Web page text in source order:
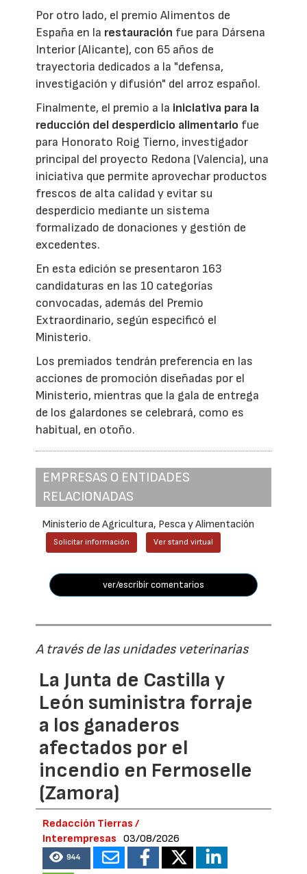
Por otro lado, el premio Alimentos de
España en la restauración fue para Dársena
Interior (Alicante), con 65 años de
trayectoria dedicados a la "defensa,
investigación y difusión" del arroz español.
Finalmente, el premio a la iniciativa para la
reducción del desperdicio alimentario fue
para Honorato Roig Tierno, investigador
principal del proyecto Redona (Valencia), una
iniciativa que permite aprovechar productos
frescos de alta calidad y evitar su
desperdicio mediante un sistema
formalizado de donaciones y gestión de
excedentes.
En esta edición se presentaron 163
candidaturas en las 10 categorías
convocadas, además del Premio
Extraordinario, según especificó el
Ministerio.
Los premiados tendrán preferencia en las
acciones de promoción diseñadas por el
Ministerio, mientras que la gala de entrega
de los galardones se celebrará, como es
habitual, en otoño.
EMPRESAS O ENTIDADES
RELACIONADAS
Ministerio de Agricultura, Pesca y Alimentación
Solicitar información Ver stand virtual
ver/escribir comentarios
A través de las unidades veterinarias
La Junta de Castilla y
León suministra forraje
a los ganaderos
afectados por el
incendio en Fermoselle
(Zamora)
Redacción Tierras /
Interempresas
03/08/2026
944